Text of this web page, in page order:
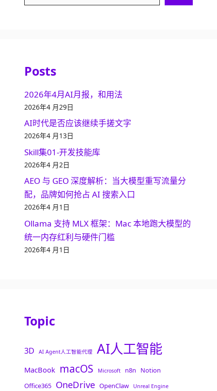
Posts
2026年4月AI月报，和用法
2026年4 月29日
AI时代是否应该继续手搓文字
2026年4 月13日
Skill集01-开发技能库
2026年4 月2日
AEO 与 GEO 深度解析：当大模型重写流量分
配，品牌如何抢占 AI 搜索入口
2026年4 月1日
Ollama 支持 MLX 框架：Mac 本地跑大模型的
统一内存红利与硬件门槛
2026年4 月1日
Topic
3D AI Agent人工智能代理 AI人工智能
MacBook macOS Microsoft n8n
Notion
Office365 OneDrive OpenClaw Unreal Engine